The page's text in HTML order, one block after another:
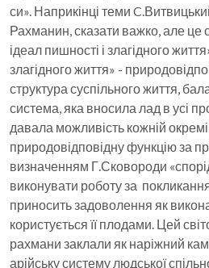
си». Наприкінці теми
Рахманин, сказати важко, але це
ідеал пишності і злагідного
злагідного життя» -
структура суспільного життя,
система, яка вносила лад в усі
давала можливість кожній
природовідповідну функцію за
визначенням Г.Сковороди
виконувати роботу за
приносить задоволення як
користується її плодами. Цей
рахмани заклали як наріжний
арійську систему людської